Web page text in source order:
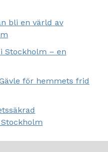
bli en värld av
Stockholm – en
för hemmets frid